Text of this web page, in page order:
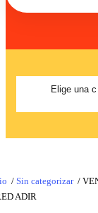
/ Sin categorizar /
ADIR